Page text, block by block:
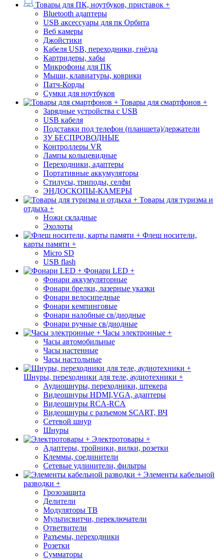
Товары для ПК, ноутбуков, приставок +
Bluetooth адаптеры
USB аксессуары для пк Орбита
Веб камеры
Джойстики
Кабеля USB, переходники, гнёзда
Картридеры, хабы
Микрофоны для ПК
Мыши, клавиатуры, коврики
Патч-Корды
Сумки для ноутбуков
Товары для смартфонов +
Зарядные устройства с USB
USB кабеля
Подставки под телефон (планшета)/держатели
ЗУ БЕСПРОВОДНЫЕ
Контроллеры VR
Лампы кольцевидные
Переходники, адаптеры
Портативные аккумуляторы
Стилусы, триподы, селфи
ЭНДОСКОПЫ-КАМЕРЫ
Товары для туризма и
отдыха +
Ножи складные
Эхолоты
Флеш носители,
карты памяти +
Micro SD
USB flash
Фонари LED +
Фонари аккумуляторные
Фонари брелки, лазерные указки
Фонари велосипедные
Фонари кемпинговые
Фонари налобные св/диодные
Фонари ручные св/диодные
Часы электронные +
Часы автомобильные
Часы настенные
Часы настольные
Шнуры, переходники для теле, аудиотехники +
Аудиошнуры, переходники, штекера
Видеошнуры HDMI,VGA, адаптеры
Видеошнуры RCA-RCA
Видеошнуры с разъемом SCART, ВЧ
Сетевой шнур
Шнуры
Электротовары +
Адаптеры, тройники, вилки, розетки
Клеммы, соединители
Сетевые удлинители, фильтры
Элементы кабельной
разводки +
Грозозащита
Делители
Модуляторы ТВ
Мультисвитчи, переключатели
Ответвители
Разъемы, переходники
Розетки
Сумматоры